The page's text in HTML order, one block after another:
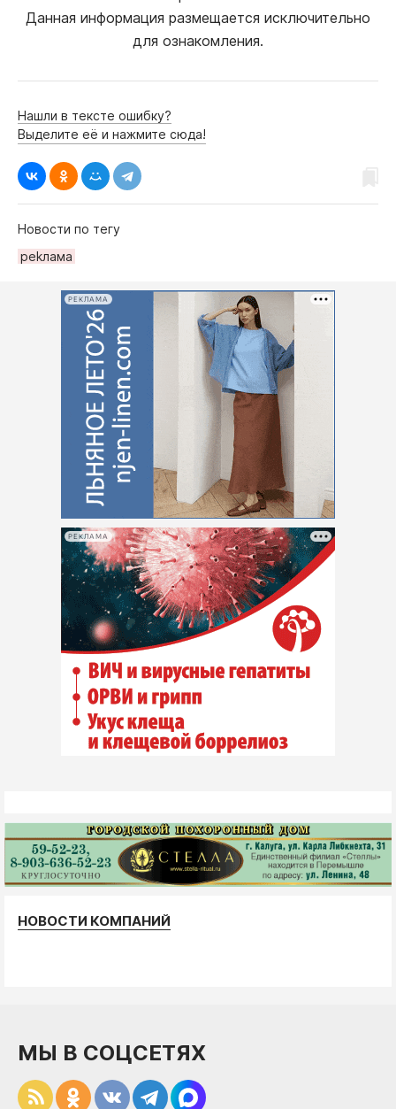
Данная информация размещается исключительно
для ознакомления.
Нашли в тексте ошибку?
Выделите её и нажмите сюда!
Новости по тегу
реkлама
РЕКЛАМА
РЕКЛАМА
НОВОСТИ КОМПАНИЙ
МЫ В СОЦСЕТЯХ